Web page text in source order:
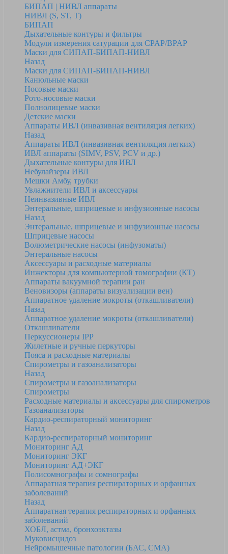
БИПАП | НИВЛ аппараты
НИВЛ (S, ST, T)
БИПАП
Дыхательные контуры и фильтры
Модули измерения сатурации для CPAP/BPAP
Маски для СИПАП-БИПАП-НИВЛ
Назад
Маски для СИПАП-БИПАП-НИВЛ
Канюльные маски
Носовые маски
Рото-носовые маски
Полнолицевые маски
Детские маски
Аппараты ИВЛ (инвазивная вентиляция легких)
Назад
Аппараты ИВЛ (инвазивная вентиляция легких)
ИВЛ аппараты (SIMV, PSV, PCV и др.)
Дыхательные контуры для ИВЛ
Небулайзеры ИВЛ
Мешки Амбу, трубки
Увлажнители ИВЛ и аксессуары
Неинвазивные ИВЛ
Энтеральные, шприцевые и инфузионные насосы
Назад
Энтеральные, шприцевые и инфузионные насосы
Шприцевые насосы
Волюметрические насосы (инфузоматы)
Энтеральные насосы
Аксессуары и расходные материалы
Инжекторы для компьютерной томографии (КТ)
Аппараты вакуумной терапии ран
Веновизоры (аппараты визуализации вен)
Аппаратное удаление мокроты (откашливатели)
Назад
Аппаратное удаление мокроты (откашливатели)
Откашливатели
Перкуссионеры IPP
Жилетные и ручные перкуторы
Пояса и расходные материалы
Спирометры и газоанализаторы
Назад
Спирометры и газоанализаторы
Спирометры
Расходные материалы и аксессуары для спирометров
Газоанализаторы
Кардио-респираторный мониторинг
Назад
Кардио-респираторный мониторинг
Мониторинг АД
Мониторинг ЭКГ
Мониторинг АД+ЭКГ
Полисомнографы и сомнографы
Аппаратная терапия респираторных и орфанных
заболеваний
Назад
Аппаратная терапия респираторных и орфанных
заболеваний
ХОБЛ, астма, бронхоэктазы
Муковисцидоз
Нейромышечные патологии (БАС, СМА)